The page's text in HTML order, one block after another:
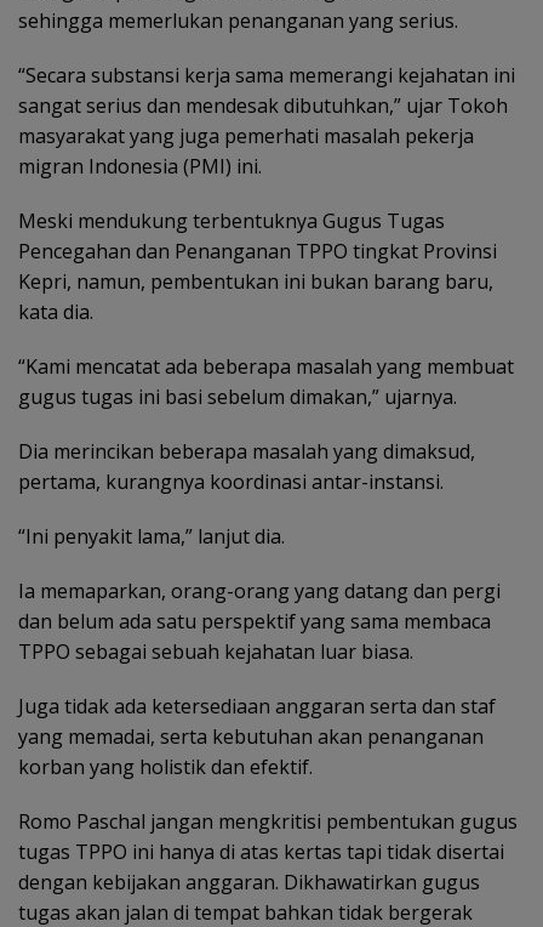
sehingga memerlukan penanganan yang serius.
“Secara substansi kerja sama memerangi kejahatan ini
sangat serius dan mendesak dibutuhkan,” ujar Tokoh
masyarakat yang juga pemerhati masalah pekerja
migran Indonesia (PMI) ini.
Meski mendukung terbentuknya Gugus Tugas
Pencegahan dan Penanganan TPPO tingkat Provinsi
Kepri, namun, pembentukan ini bukan barang baru,
kata dia.
“Kami mencatat ada beberapa masalah yang membuat
gugus tugas ini basi sebelum dimakan,” ujarnya.
Dia merincikan beberapa masalah yang dimaksud,
pertama, kurangnya koordinasi antar-instansi.
“Ini penyakit lama,” lanjut dia.
Ia memaparkan, orang-orang yang datang dan pergi
dan belum ada satu perspektif yang sama membaca
TPPO sebagai sebuah kejahatan luar biasa.
Juga tidak ada ketersediaan anggaran serta dan staf
yang memadai, serta kebutuhan akan penanganan
korban yang holistik dan efektif.
Romo Paschal jangan mengkritisi pembentukan gugus
tugas TPPO ini hanya di atas kertas tapi tidak disertai
dengan kebijakan anggaran. Dikhawatirkan gugus
tugas akan jalan di tempat bahkan tidak bergerak